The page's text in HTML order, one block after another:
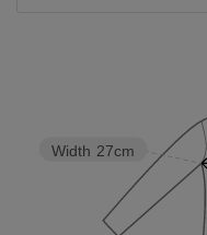
Width 27cm